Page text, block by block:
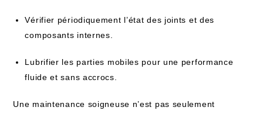
Vérifier périodiquement l’état des joints et des
composants internes.
Lubrifier les parties mobiles pour une performance
fluide et sans accrocs.
Une maintenance soigneuse n’est pas seulement